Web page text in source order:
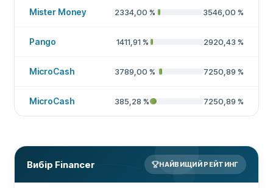
Mister Money 2334,00 % 3546,00 %
Pango 1411,91 % 2920,43 %
MicroCash 3789,00 % 7250,89 %
MicroCash 385,28 % 7250,89 %
Вибір Financer НАЙВИЩИЙ РЕЙТИНГ